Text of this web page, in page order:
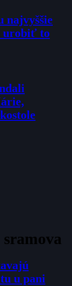
najvyššie
urobiť to
u pani